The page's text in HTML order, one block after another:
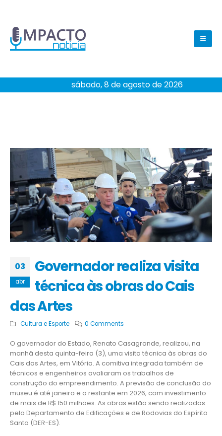
sábado, 8 de agosto de 2026
03
abr
Governador realiza visita
técnica às obras do Cais
das Artes
Cultura e Esporte 0 Comments
O governador do Estado, Renato Casagrande, realizou, na
manhã desta quinta-feira (3), uma visita técnica às obras do
Cais das Artes, em Vitória. A comitiva integrada também de
técnicos e engenheiros avaliaram os trabalhos de
construção do empreendimento. A previsão de conclusão do
museu é até janeiro e o restante em 2026, com investimento
de mais de R$ 150 milhões. As obras estão sendo realizadas
pelo Departamento de Edificações e de Rodovias do Espírito
Santo (DER-ES).